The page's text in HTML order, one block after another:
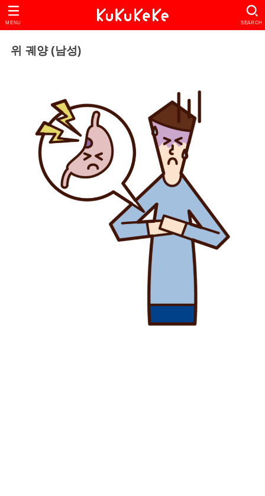
SEARCH
MENU
위 궤양 (남성)